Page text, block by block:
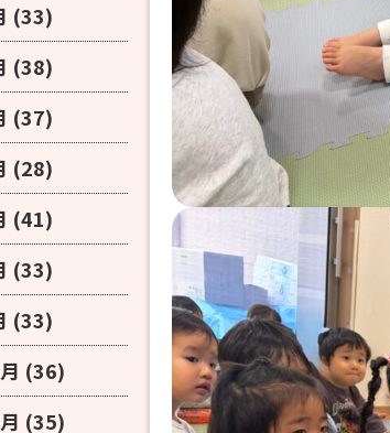
(33)
(38)
(37)
(28)
(41)
(33)
(33)
(36)
(35)